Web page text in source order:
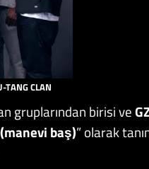
TANG CLAN
gruplarından birisi ve
baş)” olarak